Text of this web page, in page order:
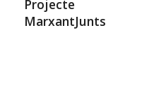
Projecte
MarxantJunts